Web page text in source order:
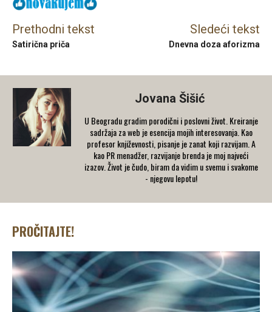
Prethodni tekst
Satirična priča
Sledeći tekst
Dnevna doza aforizma
Jovana Šišić
U Beogradu gradim porodični i poslovni život. Kreiranje
sadržaja za web je esencija mojih interesovanja. Kao
profesor književnosti, pisanje je zanat koji razvijam. A
kao PR menadžer, razvijanje brenda je moj najveći
izazov. Život je čudo, biram da vidim u svemu i svakome
- njegovu lepotu!
PROČITAJTE!